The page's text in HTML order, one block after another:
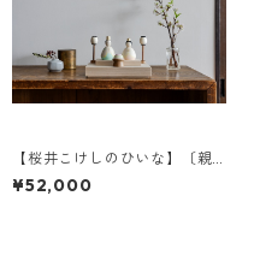
【桜井こけしのひいな】〔親
王飾りセット〕花みずき〈座
雛〉c
¥52,000